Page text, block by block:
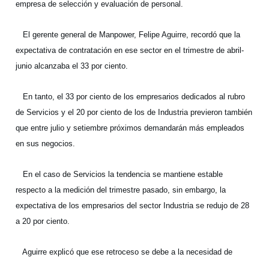
empresa de selección y evaluación de personal.
El gerente general de Manpower, Felipe Aguirre, recordó que la
expectativa de contratación en ese sector en el trimestre de abril-
junio alcanzaba el 33 por ciento.
En tanto, el 33 por ciento de los empresarios dedicados al rubro
de Servicios y el 20 por ciento de los de Industria previeron también
que entre julio y setiembre próximos demandarán más empleados
en sus negocios.
En el caso de Servicios la tendencia se mantiene estable
respecto a la medición del trimestre pasado, sin embargo, la
expectativa de los empresarios del sector Industria se redujo de 28
a 20 por ciento.
Aguirre explicó que ese retroceso se debe a la necesidad de